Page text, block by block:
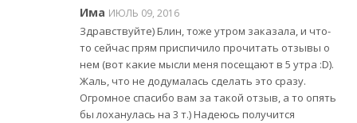
Има ИЮЛЬ 09, 2016
Здравствуйте) Блин, тоже утром заказала, и что-
то сейчас прям приспичило прочитать отзывы о
нем (вот какие мысли меня посещают в 5 утра :D).
Жаль, что не додумалась сделать это сразу.
Огромное спасибо вам за такой отзыв, а то опять
бы лоханулась на 3 т.) Надеюсь получится